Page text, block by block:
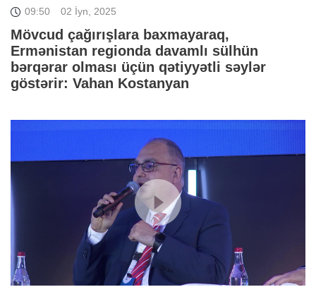
09:50 02 İyn, 2025
Mövcud çağırışlara baxmayaraq,
Ermənistan regionda davamlı sülhün
bərqərar olması üçün qətiyyətli səylər
göstərir: Vahan Kostanyan